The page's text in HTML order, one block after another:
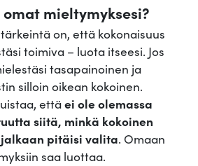
mieltymyksesi?
on, että kokonaisuus
toimiva – luota itseesi. Jos
tasapainoinen ja
silloin oikean kokoinen.
ettäei ole olemassa
siitä, minkä kokoinen
pitäisi valita. Omaan
saa luottaa.